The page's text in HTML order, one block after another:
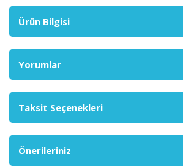
Ürün Bilgisi
Yorumlar
Taksit Seçenekleri
Önerileriniz